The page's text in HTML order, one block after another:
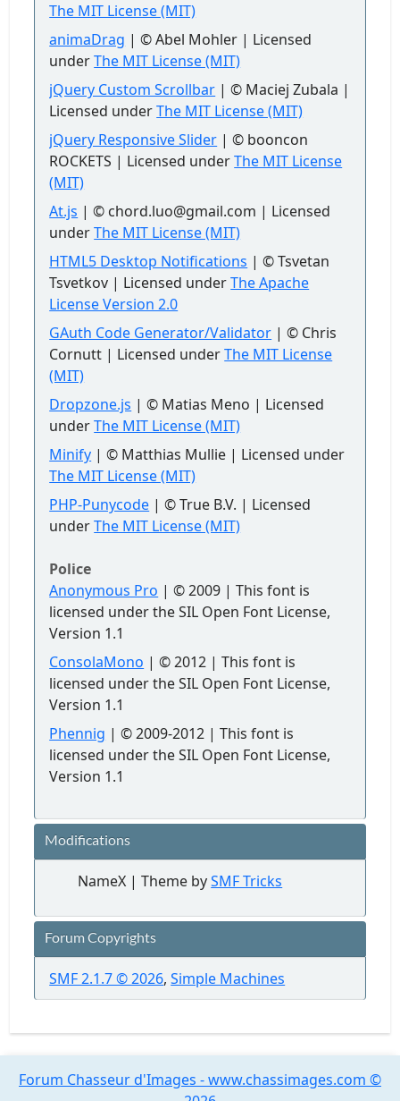
The MIT License (MIT)
animaDrag | © Abel Mohler | Licensed
underThe MIT License (MIT)
jQuery Custom Scrollbar | © Maciej Zubala |
Licensed underThe MIT License (MIT)
jQuery Responsive Slider | © booncon
ROCKETS | Licensed underThe MIT License
(MIT)
At.js | © chord.luo@gmail.com | Licensed
underThe MIT License (MIT)
HTML5 Desktop Notifications | © Tsvetan
Tsvetkov | Licensed underThe Apache
License Version 2.0
GAuth Code Generator/Validator | © Chris
Cornutt | Licensed underThe MIT License
(MIT)
Dropzone.js | © Matias Meno | Licensed
underThe MIT License (MIT)
Minify | © Matthias Mullie | Licensed under
The MIT License (MIT)
PHP-Punycode | © True B.V. | Licensed
underThe MIT License (MIT)
Police
Anonymous Pro | © 2009 | This font is
licensed under the SIL Open Font License,
Version 1.1
ConsolaMono | © 2012 | This font is
licensed under the SIL Open Font License,
Version 1.1
Phennig | © 2009-2012 | This font is
licensed under the SIL Open Font License,
Version 1.1
Modifications
NameX | Theme bySMF Tricks
Forum Copyrights
SMF 2.1.7 © 2026,Simple Machines
Forum Chasseur d'Images - www.chassimages.com ©